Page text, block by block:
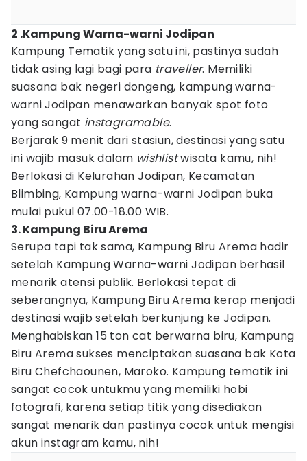
2 .Kampung Warna-warni Jodipan
Kampung Tematik yang satu ini, pastinya sudah
tidak asing lagi bagi para traveller. Memiliki
suasana bak negeri dongeng, kampung warna-
warni Jodipan menawarkan banyak spot foto
yang sangat instagramable.
Berjarak 9 menit dari stasiun, destinasi yang satu
ini wajib masuk dalam wishlistwisata kamu, nih!
Berlokasi di Kelurahan Jodipan, Kecamatan
Blimbing, Kampung warna-warni Jodipan buka
mulai pukul 07.00-18.00 WIB.
3. Kampung Biru Arema
Serupa tapi tak sama, Kampung Biru Arema hadir
setelah Kampung Warna-warni Jodipan berhasil
menarik atensi publik. Berlokasi tepat di
seberangnya, Kampung Biru Arema kerap menjadi
destinasi wajib setelah berkunjung ke Jodipan.
Menghabiskan 15 ton cat berwarna biru, Kampung
Biru Arema sukses menciptakan suasana bak Kota
Biru Chefchaounen, Maroko. Kampung tematik ini
sangat cocok untukmu yang memiliki hobi
fotografi, karena setiap titik yang disediakan
sangat menarik dan pastinya cocok untuk mengisi
akun instagram kamu, nih!